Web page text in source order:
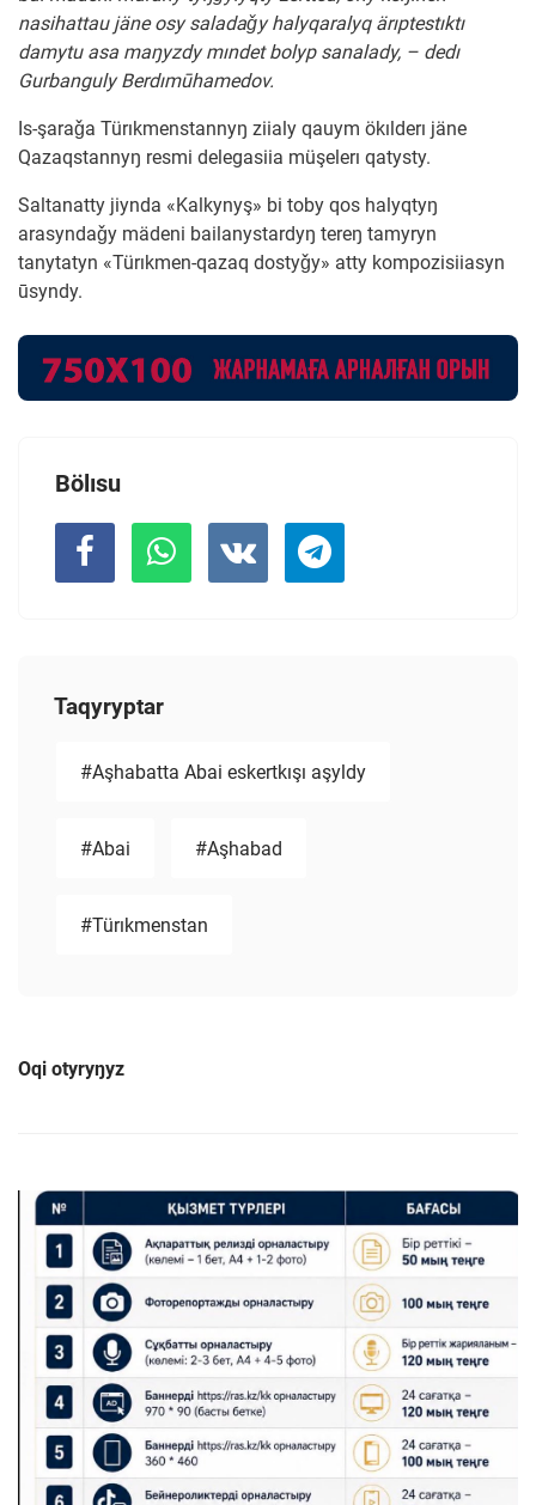
nasihattau jäne osy saladaǧy halyqaralyq ärıptestıktı
damytu asa maŋyzdy mındet bolyp sanalady, – dedı
Gurbanguly Berdımūhamedov.
Is-şaraǧa Türıkmenstannyŋ ziialy qauym ökılderı jäne
Qazaqstannyŋ resmi delegasiia müşelerı qatysty.
Saltanatty jiynda «Kalkynyş» bi toby qos halyqtyŋ
arasyndaǧy mädeni bailanystardyŋ tereŋ tamyryn
tanytatyn «Türıkmen-qazaq dostyǧy» atty kompozisiiasyn
ūsyndy.
Bölısu
Taqyryptar
#Aşhabatta Abai eskertkışı aşyldy
#Abai #Aşhabad
#Türıkmenstan
Oqi otyryŋyz